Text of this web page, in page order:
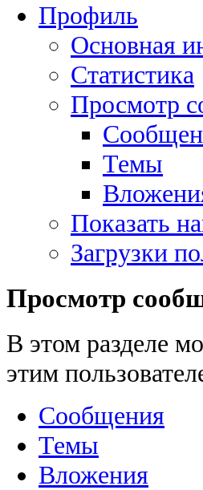
Профиль
Основная
Статистика
Просмотр
Темы
Показать
Загрузки
Просмотр
В этом разделе
этим
Сообщения
Темы
Вложения